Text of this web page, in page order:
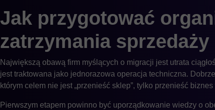
Jak przygotować
zatrzymania sprzedaży
Największą obawą firm myślących o migracji jest utrata
jest traktowana jako jednorazowa operacja techniczna.
którym celem nie jest „przenieść sklep”, tylko przenieść
Pierwszym etapem powinno być uporządkowanie wiedzy o